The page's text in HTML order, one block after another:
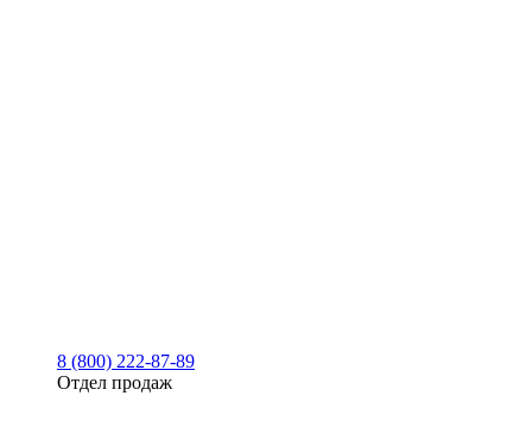
8 (800) 222-87-89
Отдел продаж